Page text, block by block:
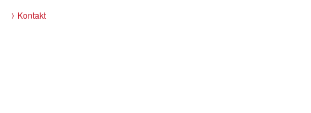
Kontakt